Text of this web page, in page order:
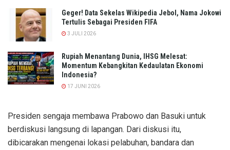
Geger! Data Sekelas Wikipedia Jebol, Nama Jokowi
Tertulis Sebagai Presiden FIFA
3 JULI 2026
Rupiah Menantang Dunia, IHSG Melesat:
Momentum Kebangkitan Kedaulatan Ekonomi
Indonesia?
17 JUNI 2026
Presiden sengaja membawa Prabowo dan Basuki untuk
berdiskusi langsung di lapangan. Dari diskusi itu,
dibicarakan mengenai lokasi pelabuhan, bandara dan